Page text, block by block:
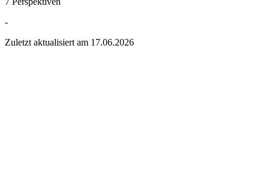
-
Zuletzt aktualisiert am 17.06.2026